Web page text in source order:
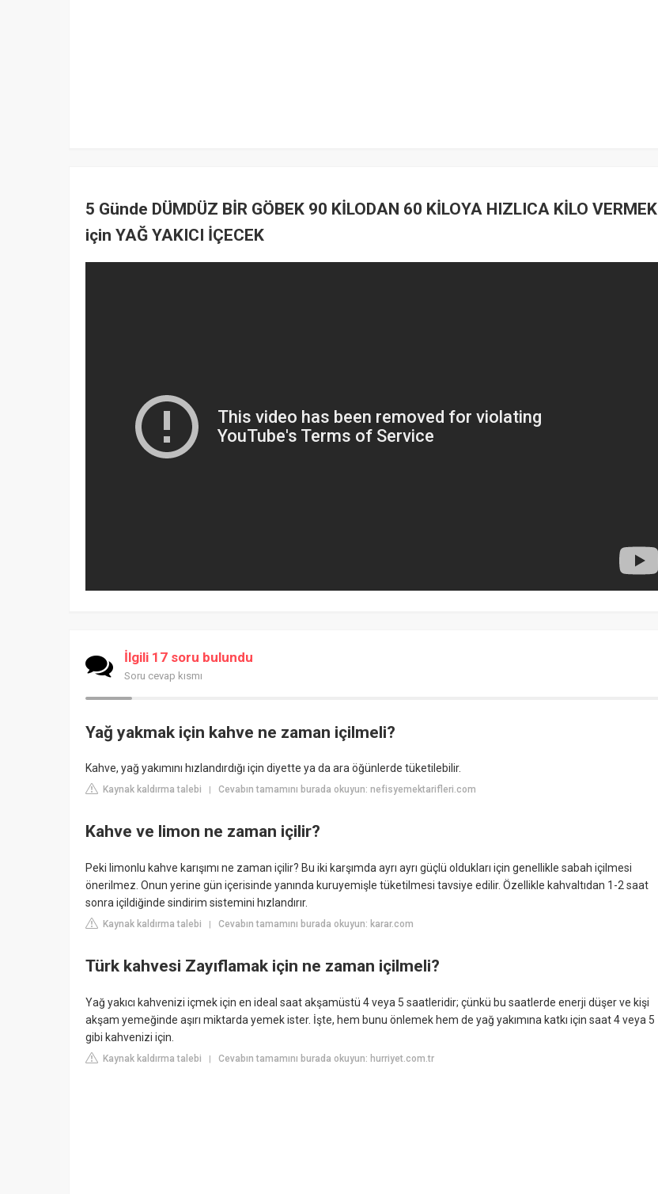
5 Günde DÜMDÜZ BİR GÖBEK 90 KİLODAN 60 KİLOYA HIZLICA KİLO VERMEK
için YAĞ YAKICI İÇECEK
İlgili 17 soru bulundu
Soru cevap kısmı
Yağ yakmak için kahve ne zaman içilmeli?
Kahve, yağ yakımını hızlandırdığı için diyette ya da ara öğünlerde tüketilebilir.
Kaynak kaldırma talebi | Cevabın tamamını burada okuyun: nefisyemektarifleri.com
Kahve ve limon ne zaman içilir?
Peki limonlu kahve karışımı ne zaman içilir? Bu iki karşımda ayrı ayrı güçlü oldukları için genellikle sabah içilmesi
önerilmez. Onun yerine gün içerisinde yanında kuruyemişle tüketilmesi tavsiye edilir. Özellikle kahvaltıdan 1-2 saat
sonra içildiğinde sindirim sistemini hızlandırır.
Kaynak kaldırma talebi | Cevabın tamamını burada okuyun: karar.com
Türk kahvesi Zayıflamak için ne zaman içilmeli?
Yağ yakıcı kahvenizi içmek için en ideal saat akşamüstü 4 veya 5 saatleridir; çünkü bu saatlerde enerji düşer ve kişi
akşam yemeğinde aşırı miktarda yemek ister. İşte, hem bunu önlemek hem de yağ yakımına katkı için saat 4 veya 5
gibi kahvenizi için.
Kaynak kaldırma talebi | Cevabın tamamını burada okuyun: hurriyet.com.tr